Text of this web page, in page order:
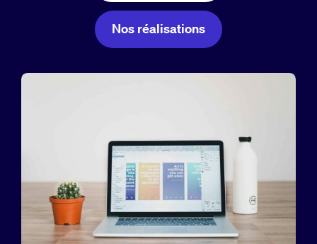
Nos réalisations